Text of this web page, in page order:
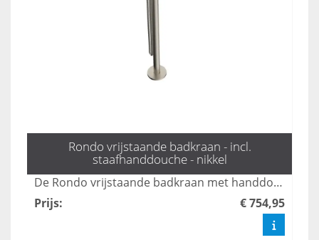
Rondo vrijstaande badkraan - incl.
staafhanddouche - nikkel
De Rondo vrijstaande badkraan met handdouche in mat zwart combineert stijl en functionaliteit, perfect voor moderne badkamers. Met een elegante uitstraling en gebruiksvriendelijke bediening biedt deze kraan een luxe ervaring tijdens uw badmomenten. Dankzij het duurzame ontwerp en de hoogwaardige afwerking is dit product een ideale keuze voor elk interieur.
Prijs: € 754,95